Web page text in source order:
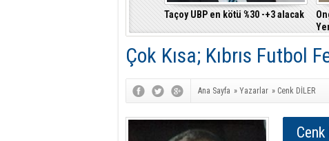
Taçoy UBP en kötü %30 -+3 alacak
Çok Kısa; Kıbrıs Futbol
Ana Sayfa » Yazarlar » Cenk DİLER